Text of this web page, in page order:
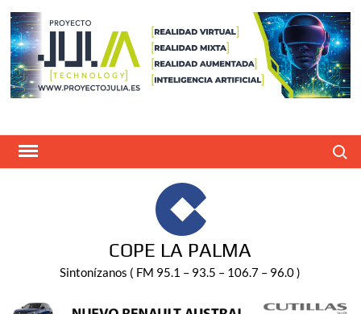
Saltar
contenido
COPE LA PALMA
Sintonízanos ( FM 95.1 – 93.5 – 106.7 – 96.0 )